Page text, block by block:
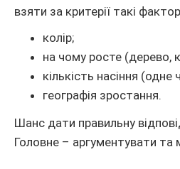
взяти за критерії такі
колір;
на чому росте (дерево,
кількість насіння (одне
географія зростання.
Шанс дати правильну
Головне – аргументувати та